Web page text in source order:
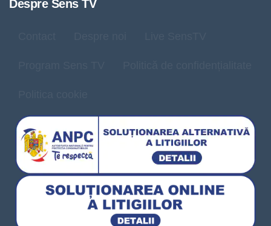
Despre Sens TV